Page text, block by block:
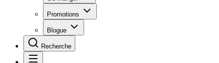
Promotions
Blogue
Recherche